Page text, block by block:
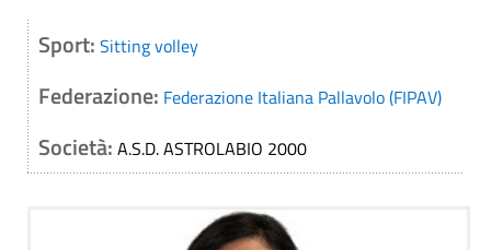
Sport: Sitting volley
Federazione: Federazione Italiana Pallavolo (FIPAV)
Società: A.S.D. ASTROLABIO 2000